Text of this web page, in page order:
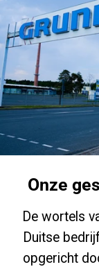
Onze
De wortels
Duitse
opgericht